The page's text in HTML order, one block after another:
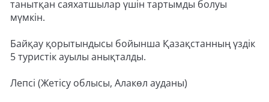
танытқан саяхатшылар үшін тартымды болуы
мүмкін.
Байқау қорытындысы бойынша Қазақстанның үздік
5 туристік ауылы анықталды.
Лепсі (Жетісу облысы, Алакөл ауданы)